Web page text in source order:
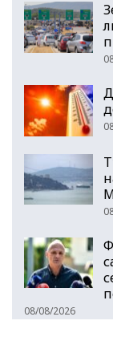
08/08/2026